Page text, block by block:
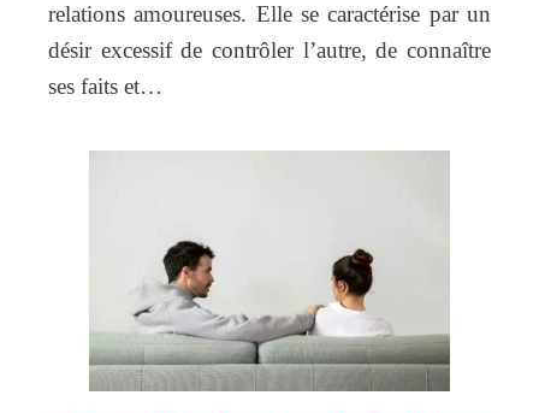
relations amoureuses. Elle se caractérise par un
désir excessif de contrôler l’autre, de connaître
ses faits et…